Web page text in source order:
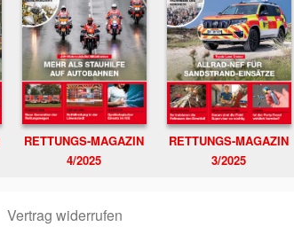
RETTUNGS-MAGAZIN
4/2025
RETTUNGS-MAGAZIN
3/2025
Vertrag widerrufen